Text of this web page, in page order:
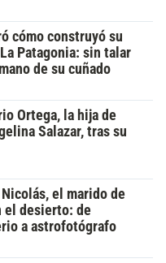
cómo construyó su
Patagonia: sin talar
de su cuñado
Ortega, la hija de
Salazar, tras su
el marido de
el desierto: de
a astrofotógrafo